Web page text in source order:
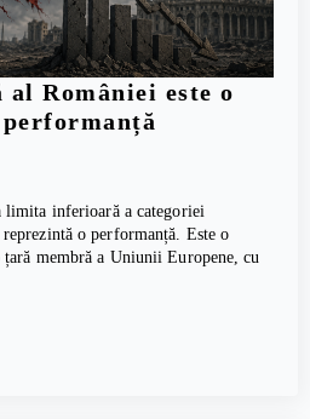
României este o
limita inferioară a categoriei
o performanță. Este o
membră a Uniunii Europene, cu